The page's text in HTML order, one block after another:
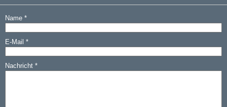
Name *
E-Mail *
Nachricht *